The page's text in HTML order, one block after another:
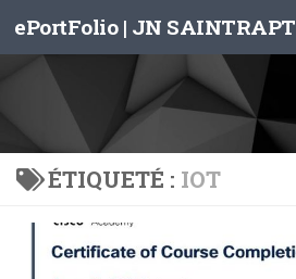
Skip to content
ePortFolio | JN SAINTRAPT
ÉTIQUETÉ : IOT